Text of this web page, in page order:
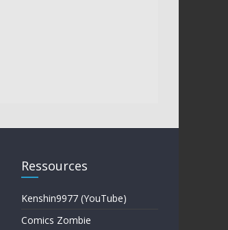
Ressources
Kenshin9977 (YouTube)
Comics Zombie